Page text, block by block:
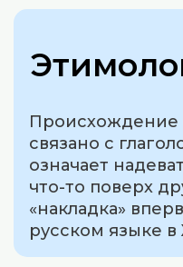
Происхождение
связано с
означает
что-то поверх
«накладка»
русском языке в